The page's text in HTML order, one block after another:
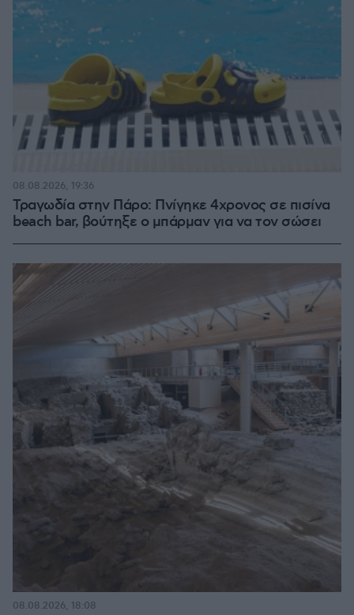
Τραγωδία στην Πάρο: Πνίγηκε 4χρονος σε πισίνα
beach bar, βούτηξε ο μπάρμαν για να τον σώσει
08.08.2026, 19:36
08.08.2026, 18:08